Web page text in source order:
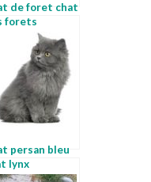
de foret chat
forets
a
persan bleu
lynx